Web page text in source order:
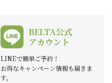
BELTA公式
アカウント
LINEで簡単ご予約！
お得なキャンペーン情報も届きま
す。